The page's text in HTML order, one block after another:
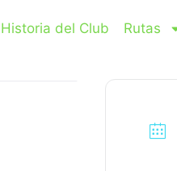
Historia del Club Rutas